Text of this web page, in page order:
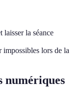
laisser la séance
impossibles lors de la
numériques